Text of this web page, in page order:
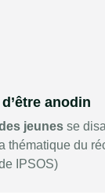
anodin
jeunes se
thématique du
IPSOS)